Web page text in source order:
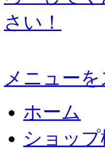
メニュー
ホーム
ショップ